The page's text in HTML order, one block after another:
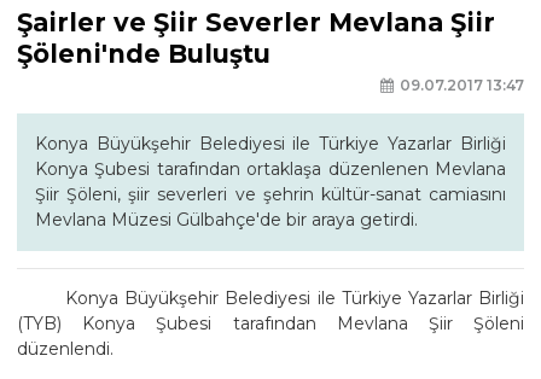
Şairler ve Şiir Severler Mevlana Şiir
Şöleni'nde Buluştu
09.07.2017 13:47
Konya Büyükşehir Belediyesi ile Türkiye Yazarlar Birliği
Konya Şubesi tarafından ortaklaşa düzenlenen Mevlana
Şiir Şöleni, şiir severleri ve şehrin kültür-sanat camiasını
Mevlana Müzesi Gülbahçe'de bir araya getirdi.
Konya Büyükşehir Belediyesi ile Türkiye Yazarlar Birliği
(TYB) Konya Şubesi tarafından Mevlana Şiir Şöleni
düzenlendi.